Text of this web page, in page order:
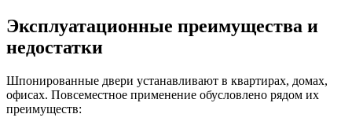
Эксплуатационные преимущества и
недостатки
Шпонированные двери устанавливают в квартирах, домах,
офисах. Повсеместное применение обусловлено рядом их
преимуществ: